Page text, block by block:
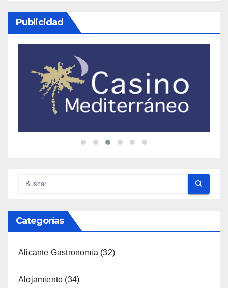
Publicidad
Categorías
Alicante Gastronomía (32)
Alojamiento (34)